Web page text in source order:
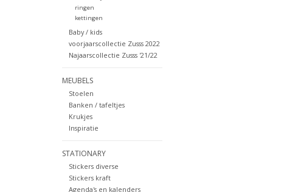
ringen
kettingen
Baby / kids
voorjaarscollectie Zusss 2022
Najaarscollectie Zusss '21/22
MEUBELS
Stoelen
Banken / tafeltjes
Krukjes
Inspiratie
STATIONARY
Stickers diverse
Stickers kraft
Agenda's en kalenders